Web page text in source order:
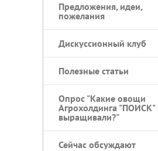
Предложения, идеи,
пожелания
Дискуссионный клуб
Полезные статьи
Опрос "Какие овощи
Агрохолдинга "ПОИСК"
выращивали?"
Сейчас обсуждают